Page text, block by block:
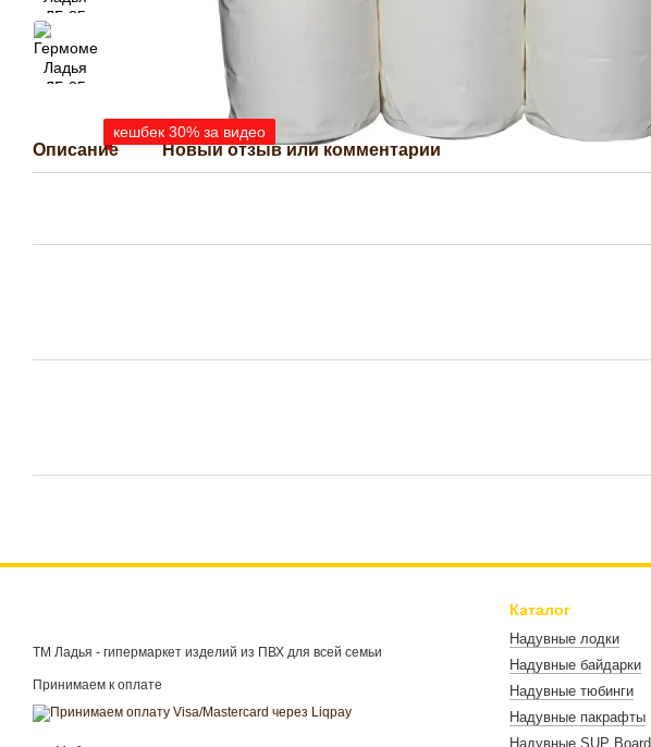
кешбек 30% за видео
Описание Новый отзыв или комментарий
ТМ Ладья - гипермаркет изделий из ПВХ для всей семьи
Принимаем к оплате
Каталог
Надувные лодки
Надувные байдарки
Надувные тюбинги
Надувные пакрафты
Надувные SUP Board